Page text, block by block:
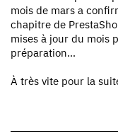
mois de mars a
chapitre de
mises à jour du mois
préparation…
À très vite pour la